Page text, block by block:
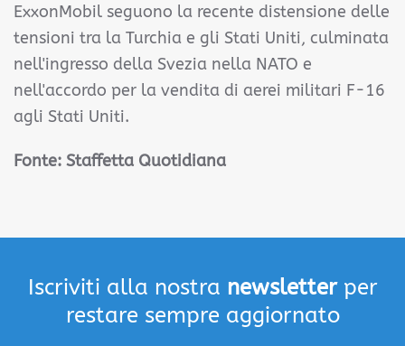
ExxonMobil seguono la recente distensione delle
tensioni tra la Turchia e gli Stati Uniti, culminata
nell'ingresso della Svezia nella NATO e
nell'accordo per la vendita di aerei militari F-16
agli Stati Uniti.
Fonte: Staffetta Quotidiana
Iscriviti alla nostra newsletterper
restare sempre aggiornato